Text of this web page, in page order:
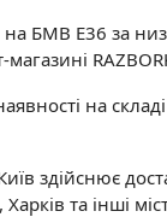
на БМВ Е36 за
магазині
на складі
здійснює
та інші